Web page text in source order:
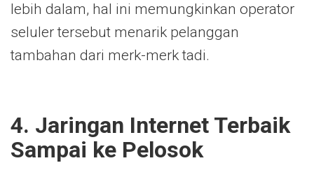
lebih dalam, hal ini memungkinkan operator
seluler tersebut menarik pelanggan
tambahan dari merk-merk tadi.
4. Jaringan Internet Terbaik
Sampai ke Pelosok